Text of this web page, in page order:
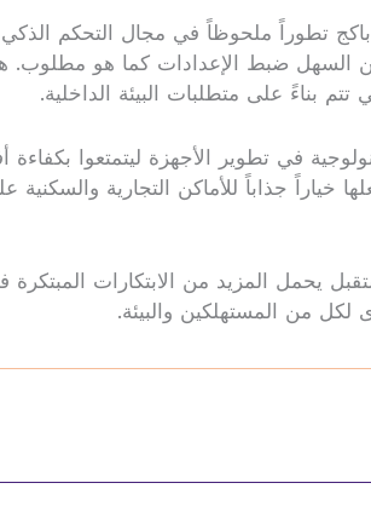
تطوراً ملحوظاً في مجال التحكم
السهل ضبط الإعدادات كما هو مطلوب.
تتم بناءً على متطلبات البيئة الداخلية.
في تطوير الأجهزة ليتمتعوا
خياراً جذاباً للأماكن التجارية
يحمل المزيد من الابتكارات
من المستهلكين والبيئة.